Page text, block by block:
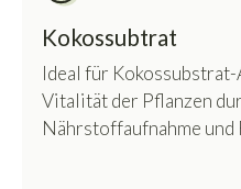
Kokossubtrat
Ideal für
Vitalität der Pflanzen
Nährstoffaufnahme und